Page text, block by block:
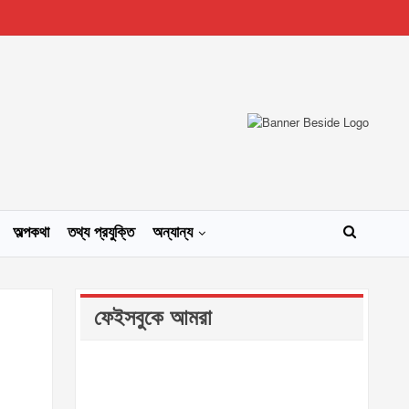
অল্পকথা তথ্য প্রযুক্তি অন্যান্য
ফেইসবুকে আমরা